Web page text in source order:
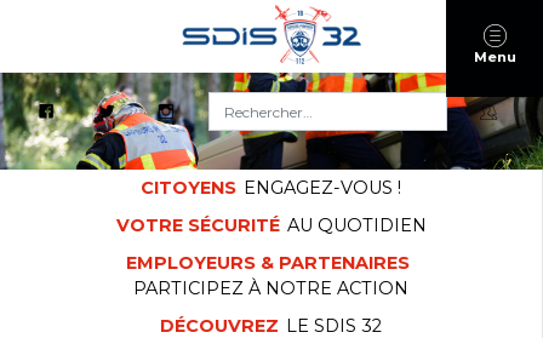
Rechercher :
CITOYENS ENGAGEZ-VOUS !
VOTRE SÉCURITÉ AU QUOTIDIEN
EMPLOYEURS & PARTENAIRES
PARTICIPEZ À NOTRE ACTION
DÉCOUVREZ LE SDIS 32
Menu